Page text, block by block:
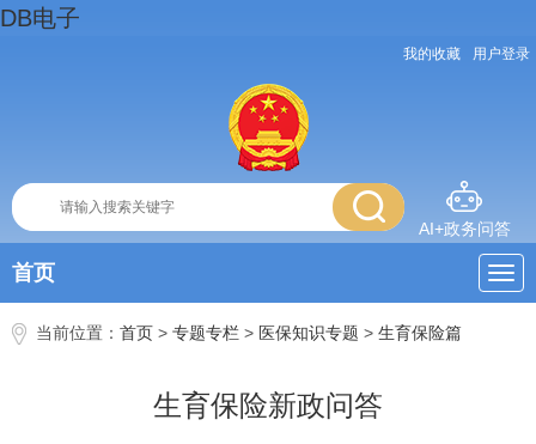
DB电子
我的收藏 用户登录
AI+政务问答
首页
当前位置： 首页 > 专题专栏 > 医保知识专题 > 生育保险篇
生育保险新政问答